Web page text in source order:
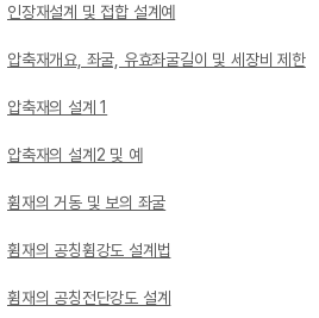
인장재설계 및 접합 설계예
압축재개요, 좌굴, 유효좌굴길이 및 세장비 제한
압축재의 설계 1
압축재의 설계2 및 예
휨재의 거동 및 보의 좌굴
휨재의 공칭휨강도 설계법
휨재의 공칭전단강도 설계